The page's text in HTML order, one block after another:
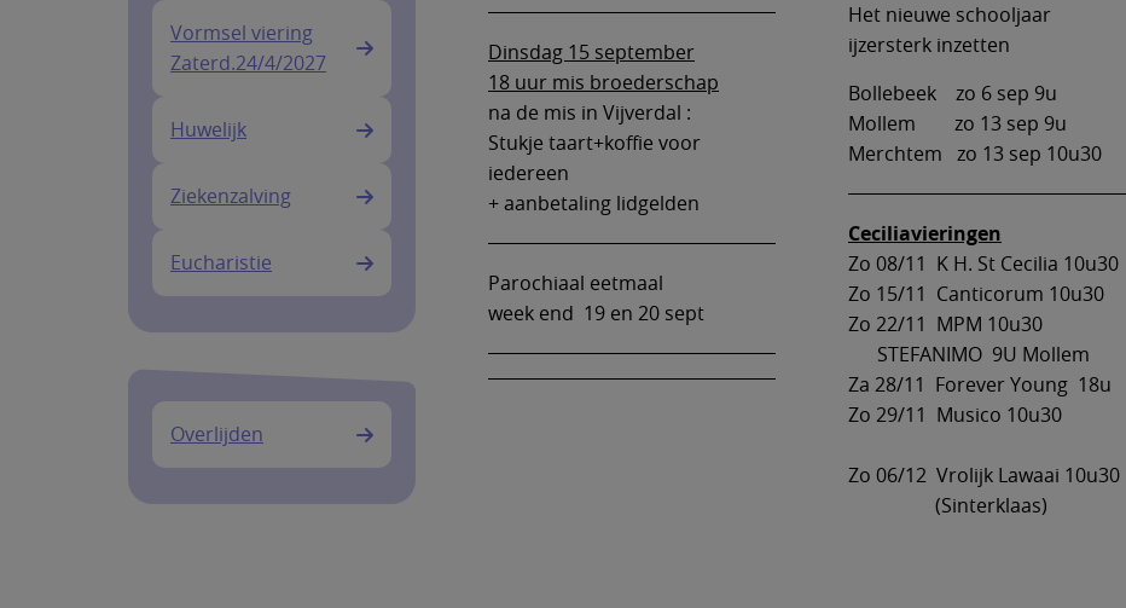
Vormsel viering
Zaterd.24/4/2027
Huwelijk
Ziekenzalving
Eucharistie
Overlijden
Dinsdag 15 september
18 uur mis broederschap
na de mis in Vijverdal :
Stukje taart+koffie voor
iedereen
+ aanbetaling lidgelden
Parochiaal eetmaal
week end 19 en 20 sept
Het nieuwe schooljaar
ijzersterk inzetten
Bollebeek zo 6 sep 9u
Mollem zo 13 sep 9u
Merchtem zo 13 sep 10u30
Ceciliavieringen
Zo 08/11 K H. St Cecilia 10u30
Zo 15/11 Canticorum 10u30
Zo 22/11 MPM 10u30
STEFANIMO 9U Mollem
Za 28/11 Forever Young 18u
Zo 29/11 Musico 10u30
Zo 06/12 Vrolijk Lawaai 10u30
(Sinterklaas)